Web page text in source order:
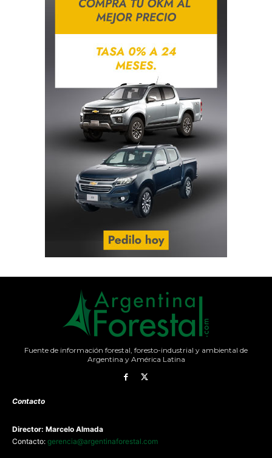
Fuente de información forestal, foresto-industrial y ambiental de
Argentina y América Latina
Contacto
Director: Marcelo Almada
Contacto: gerencia@argentinaforestal.com